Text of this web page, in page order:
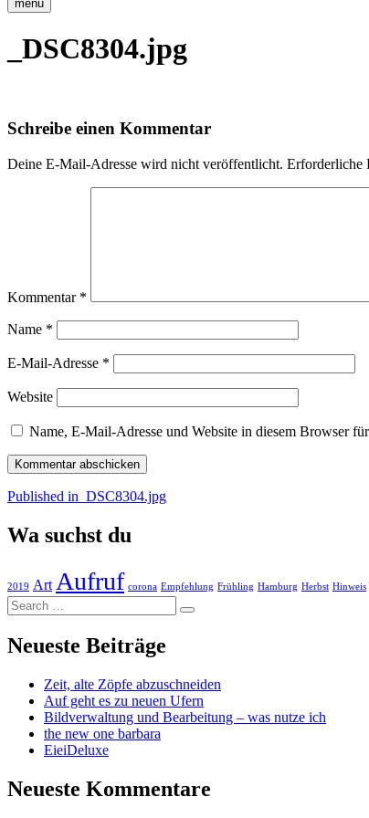
menu
_DSC8304.jpg
Schreibe einen Kommentar
Deine E-Mail-Adresse wird nicht veröffentlicht. Erforderliche
Kommentar *
Name *
E-Mail-Adresse *
Website
Name, E-Mail-Adresse und Website in diesem Browser
Beitragsnavigation
Published in _DSC8304.jpg
Wa suchst du
2019 Art Aufruf corona Empfehlung Frühling Hamburg Herbst Hinweis
Search
…
Neueste Beiträge
Zeit, alte Zöpfe abzuschneiden
Auf geht es zu neuen Ufern
Bildverwaltung und Bearbeitung – was nutze ich
the new one barbara
EieiDeluxe
Neueste Kommentare